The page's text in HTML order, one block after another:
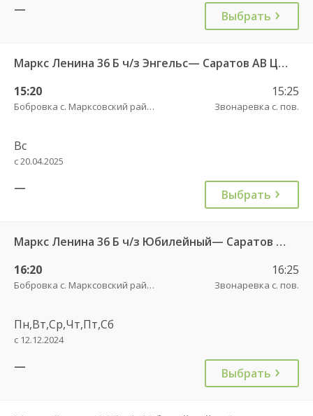
—
Выбрать
Маркс Ленина 36 Б ч/з Энгельс— Саратов АВ Центральный (ул им Пугачева 179 А)
15:20
Бобровка с. Марксовский район пов.
15:25
Звонаревка с. пов.
Вс
с 20.04.2025
— Выбрать
Маркс Ленина 36 Б ч/з Юбилейный— Саратов АВ Центральный (ул им Пугачева 179 А)
16:20
Бобровка с. Марксовский район пов.
16:25
Звонаревка с. пов.
Пн,Вт,Ср,Чт,Пт,Сб
с 12.12.2024
— Выбрать